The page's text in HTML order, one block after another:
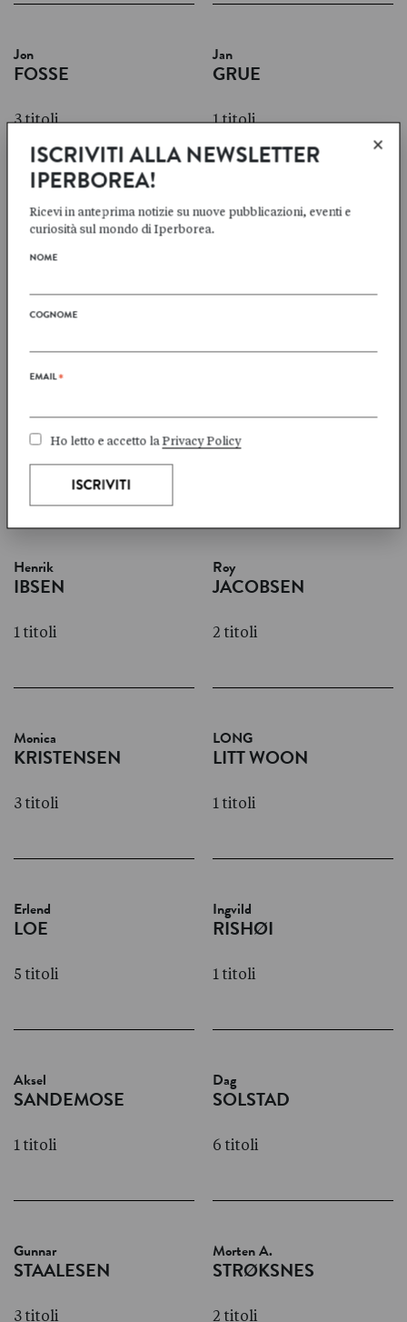
Jon
FOSSE
3 titoli
Jan
GRUE
1 titoli
Bergljot Hobaek
1 titoli 6 titoli
HARSTAD
1 titoli
HENRIKSEN
Henrik
IBSEN
1 titoli
Roy
JACOBSEN
2 titoli
Monica
KRISTENSEN
3 titoli
LONG
LITT WOON
1 titoli
Erlend
LOE
5 titoli
Ingvild
RISHØI
1 titoli
Aksel
SANDEMOSE
1 titoli
Dag
SOLSTAD
6 titoli
Gunnar
STAALESEN
3 titoli
Morten A.
STRØKSNES
2 titoli
×
ISCRIVITI ALLA NEWSLETTER
IPERBOREA!
Ricevi in anteprima notizie su nuove pubblicazioni, eventi e
curiosità sul mondo di Iperborea.
NOME
COGNOME
EMAIL*
Ho letto e accetto laPrivacy Policy